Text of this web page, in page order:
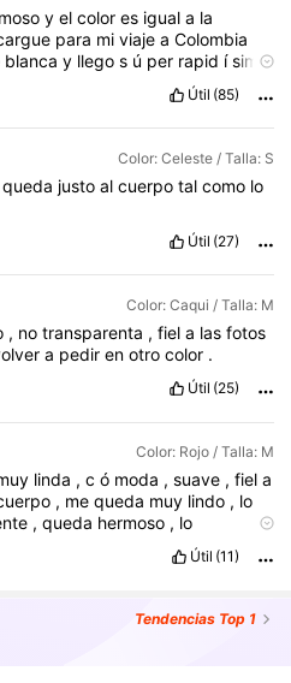
y el color es igual a la
para miviajeaColombia
blancay llegos ú per rapid ísimo
buena
nuncae tenido
👌🏻
Útil (85)
Color: Celeste / Talla: S
queda justo al cuerpo tal como lo
Útil (27)
Color: Caqui / Talla: M
, no transparenta , fiel a las fotos
a pedirenotrocolor .
Útil (25)
Color: Rojo / Talla: M
linda , c ó moda , suave , fiel a
, mequeda muy lindo , lo
,queda hermoso , lo
Útil (11)
Tendencias Top 1